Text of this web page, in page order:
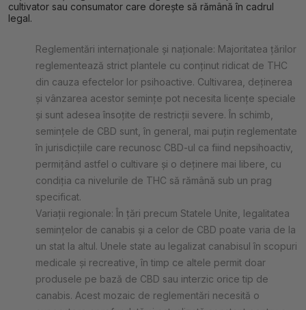
cultivator sau consumator care dorește să rămână în cadrul
legal.
Reglementări internaționale și naționale: Majoritatea țărilor
reglementează strict plantele cu conținut ridicat de THC
din cauza efectelor lor psihoactive. Cultivarea, deținerea
și vânzarea acestor semințe pot necesita licențe speciale
și sunt adesea însoțite de restricții severe. În schimb,
semințele de CBD sunt, în general, mai puțin reglementate
în jurisdicțiile care recunosc CBD-ul ca fiind nepsihoactiv,
permițând astfel o cultivare și o deținere mai libere, cu
condiția ca nivelurile de THC să rămână sub un prag
specificat.
Variații regionale: În țări precum Statele Unite, legalitatea
semințelor de canabis și a celor de CBD poate varia de la
un stat la altul. Unele state au legalizat canabisul în scopuri
medicale și recreative, în timp ce altele permit doar
produsele pe bază de CBD sau interzic orice tip de
canabis. Acest mozaic de reglementări necesită o